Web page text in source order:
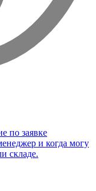
по заявке
и когда могу
складе.